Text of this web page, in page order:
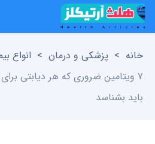
خانه > پزشکی و درمان > انواع
۷ ویتامین ضروری که هر دیابتی
باید بشناسد